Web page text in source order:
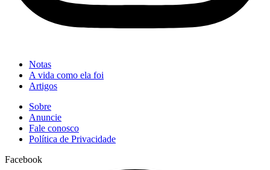
Notas
A vida como ela foi
Artigos
Sobre
Anuncie
Fale conosco
Política de Privacidade
Facebook